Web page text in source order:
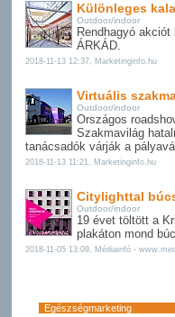
Különleges
Outdoor/indoor
Rendhagyó
ÁRKÁD.
2018-11-13 12:37, Marketinginfo.hu
Virtuális
Outdoor/indoor
Országos
Szakmavilág
tanácsadók várják a
2018-11-13 11:21, Marketinginfo.hu
Citylighttal
Outdoor/indoor
19 évet töltött a
plakáton mond
2018-11-05 13:09, Médiainfó -
Egészségmarketing